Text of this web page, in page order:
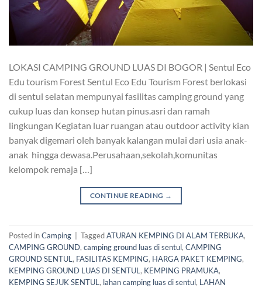
LOKASI CAMPING GROUND LUAS DI BOGOR | Sentul Eco
Edu tourism Forest Sentul Eco Edu Tourism Forest berlokasi
di sentul selatan mempunyai fasilitas camping ground yang
cukup luas dan konsep hutan pinus.asri dan ramah
lingkungan Kegiatan luar ruangan atau outdoor activity kian
banyak digemari oleh banyak kalangan mulai dari usia anak-
anak hingga dewasa.Perusahaan,sekolah,komunitas
kelompok remaja […]
CONTINUE READING →
Posted inCamping TaggedATURAN KEMPING DI ALAM TERBUKA,
CAMPING GROUND, camping ground luas di sentul, CAMPING
GROUND SENTUL, FASILITAS KEMPING, HARGA PAKET KEMPING,
KEMPING GROUND LUAS DI SENTUL, KEMPING PRAMUKA,
KEMPING SEJUK SENTUL, lahan camping luas di sentul, LAHAN